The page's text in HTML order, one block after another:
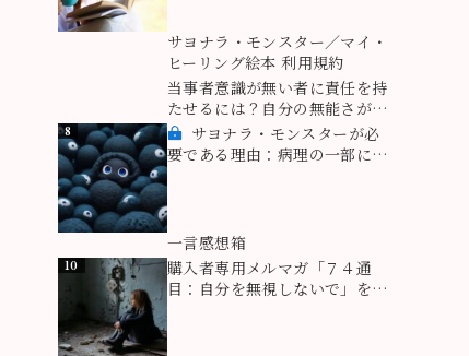
サヨナラ・モンスター／マイ・
ヒーリング絵本 利用規約
当事者意識が無い者に責任を持
たせるには？自分の無能さが原
因だった。
8
サヨナラ・モンスターが必
要である理由：病理の一部にな
一言感想箱
10
購入者専用メルマガ「７４通
目：自分を無視しないで」を追